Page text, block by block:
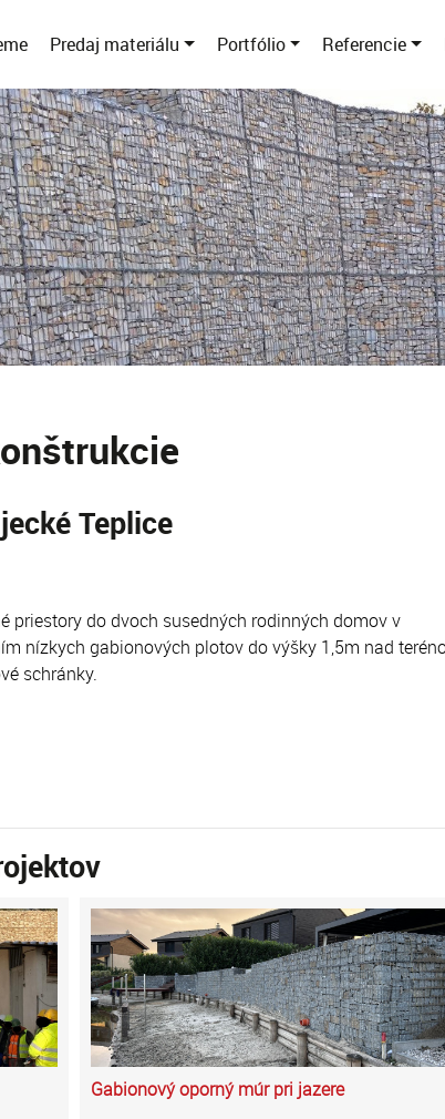
Predaj materiálu Portfólio Referencie
Teplice
priestory do dvoch susedných rodinných domov v
nízkych gabionových plotov do výšky 1,5m nad
schránky.
Gabionový oporný múr pri jazere